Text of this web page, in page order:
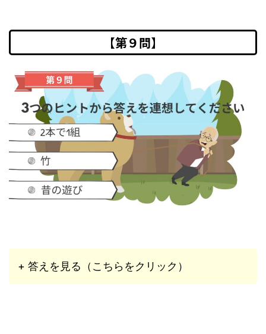
【第９問】
+ 答えを見る（こちらをクリック）